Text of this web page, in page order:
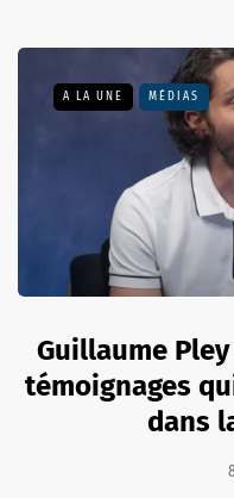
A LA UNE MÉDIAS
Guillaume
témoignages
dans